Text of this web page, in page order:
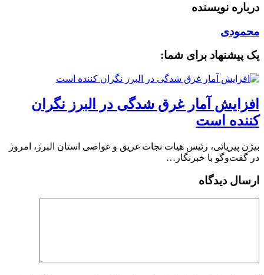
درباره نویسنده
محمودی
یک پیشنهاد برای شما:
افزایش آمار غرق شدگی در البرز نگران
کننده است
بیژن پیریائی، رئیس هیات نجات غریق و غواصی استان البرز، امروز
در گفت‌وگو با خبرنگار…
ارسال دیدگاه